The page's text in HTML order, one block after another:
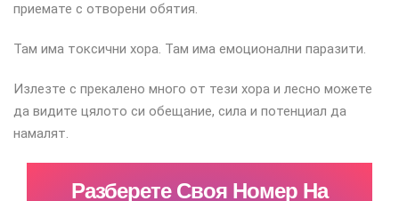
приемате с отворени обятия.
Там има токсични хора. Там има емоционални паразити.
Излезте с прекалено много от тези хора и лесно можете
да видите цялото си обещание, сила и потенциал да
намалят.
Разберете Своя Номер На